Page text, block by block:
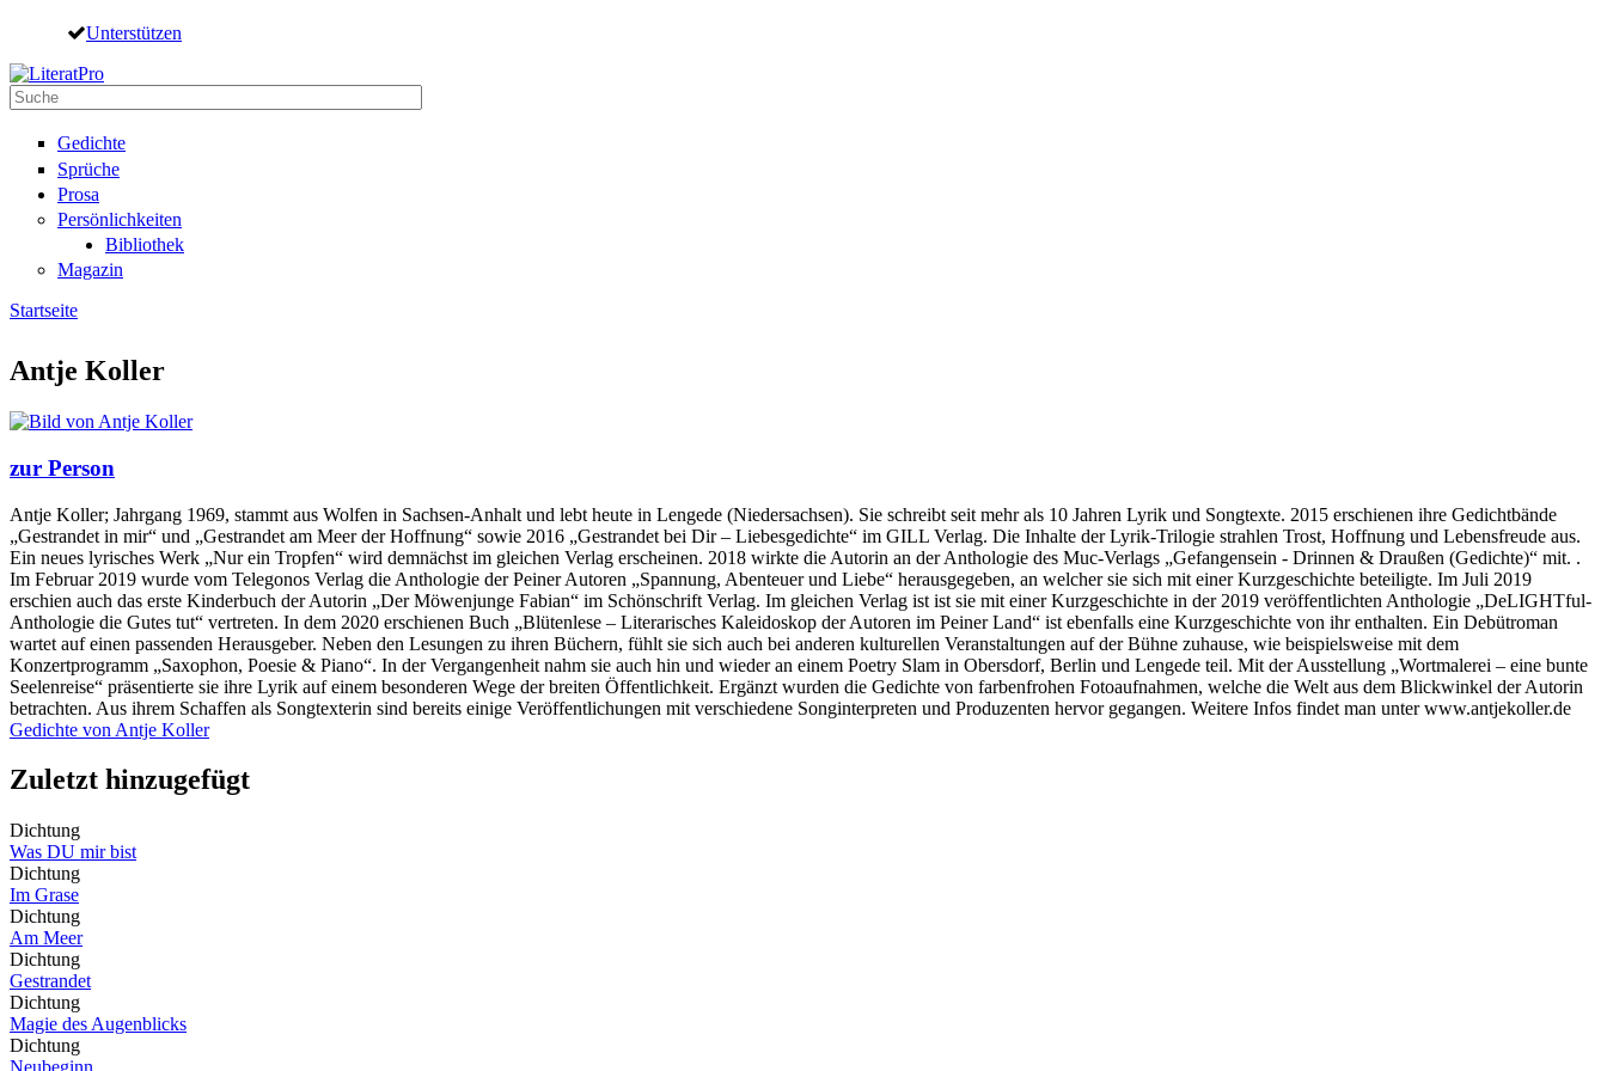
Direkt zum Inhalt
Unterstützen
Suche
Gedichte
Sprüche
Prosa
Persönlichkeiten
Bibliothek
Magazin
Startseite
Antje Koller
zur Person
Antje Koller; Jahrgang 1969, stammt aus Wolfen in Sachsen-Anhalt und lebt heute in Lengede (Niedersachsen). Sie schreibt seit mehr als 10 Jahren Lyrik und Songtexte. 2015 erschienen ihre Gedichtbände
„Gestrandet in mir“ und „Gestrandet am Meer der Hoffnung“ sowie 2016 „Gestrandet bei Dir – Liebesgedichte“ im GILL Verlag. Die Inhalte der Lyrik-Trilogie strahlen Trost, Hoffnung und Lebensfreude aus.
Ein neues lyrisches Werk „Nur ein Tropfen“ wird demnächst im gleichen Verlag erscheinen. 2018 wirkte die Autorin an der Anthologie des Muc-Verlags „Gefangensein - Drinnen & Draußen (Gedichte)“ mit. .
Im Februar 2019 wurde vom Telegonos Verlag die Anthologie der Peiner Autoren „Spannung, Abenteuer und Liebe“ herausgegeben, an welcher sie sich mit einer Kurzgeschichte beteiligte. Im Juli 2019
erschien auch das erste Kinderbuch der Autorin „Der Möwenjunge Fabian“ im Schönschrift Verlag. Im gleichen Verlag ist ist sie mit einer Kurzgeschichte in der 2019 veröffentlichten Anthologie „DeLIGHTful-
Anthologie die Gutes tut“ vertreten. In dem 2020 erschienen Buch „Blütenlese – Literarisches Kaleidoskop der Autoren im Peiner Land“ ist ebenfalls eine Kurzgeschichte von ihr enthalten. Ein Debütroman
wartet auf einen passenden Herausgeber. Neben den Lesungen zu ihren Büchern, fühlt sie sich auch bei anderen kulturellen Veranstaltungen auf der Bühne zuhause, wie beispielsweise mit dem
Konzertprogramm „Saxophon, Poesie & Piano“. In der Vergangenheit nahm sie auch hin und wieder an einem Poetry Slam in Obersdorf, Berlin und Lengede teil. Mit der Ausstellung „Wortmalerei – eine bunte
Seelenreise“ präsentierte sie ihre Lyrik auf einem besonderen Wege der breiten Öffentlichkeit. Ergänzt wurden die Gedichte von farbenfrohen Fotoaufnahmen, welche die Welt aus dem Blickwinkel der Autorin
betrachten. Aus ihrem Schaffen als Songtexterin sind bereits einige Veröffentlichungen mit verschiedene Songinterpreten und Produzenten hervor gegangen. Weitere Infos findet man unter www.antjekoller.de
Gedichte von Antje Koller
Zuletzt hinzugefügt
Dichtung
Was DU mir bist
Dichtung
Im Grase
Dichtung
Am Meer
Dichtung
Gestrandet
Dichtung
Magie des Augenblicks
Dichtung